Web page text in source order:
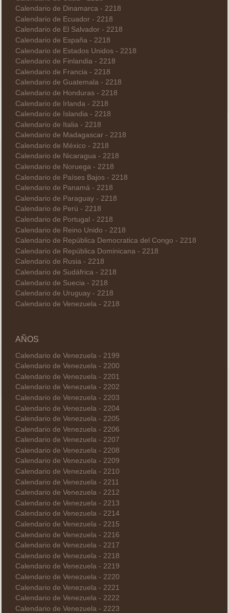
Calendario de Dinamarca - 2218
Calendario de Ecuador - 2218
Calendario de El Salvador - 2218
Calendario de España - 2218
Calendario de Estados Unidos - 2218
Calendario de Finlandia - 2218
Calendario de Francia - 2218
Calendario de Guatemala - 2218
Calendario de Honduras - 2218
Calendario de Irlanda - 2218
Calendario de Islandia - 2218
Calendario de Italia - 2218
Calendario de Madagascar - 2218
Calendario de México - 2218
Calendario de Nicaragua - 2218
Calendario de Noruega - 2218
Calendario de Países Bajos - 2218
Calendario de Panamá - 2218
Calendario de Paraguay - 2218
Calendario de Perú - 2218
Calendario de Portugal - 2218
Calendario de Reino Unido - 2218
Calendario de República Democratica del Congo - 2218
Calendario de República Dominicana - 2218
Calendario de Rusia - 2218
Calendario de Sudáfrica - 2218
Calendario de Suecia - 2218
Calendario de Uruguay - 2218
Calendario de Venezuela - 2218
AÑOS
Calendario de Venezuela - 2199
Calendario de Venezuela - 2200
Calendario de Venezuela - 2201
Calendario de Venezuela - 2202
Calendario de Venezuela - 2203
Calendario de Venezuela - 2204
Calendario de Venezuela - 2205
Calendario de Venezuela - 2206
Calendario de Venezuela - 2207
Calendario de Venezuela - 2208
Calendario de Venezuela - 2209
Calendario de Venezuela - 2210
Calendario de Venezuela - 2211
Calendario de Venezuela - 2212
Calendario de Venezuela - 2213
Calendario de Venezuela - 2214
Calendario de Venezuela - 2215
Calendario de Venezuela - 2216
Calendario de Venezuela - 2217
Calendario de Venezuela - 2218
Calendario de Venezuela - 2219
Calendario de Venezuela - 2220
Calendario de Venezuela - 2221
Calendario de Venezuela - 2222
Calendario de Venezuela - 2223